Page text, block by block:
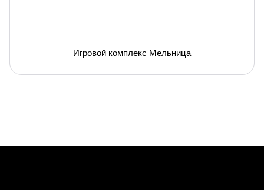
Игровой комплекс Мельница